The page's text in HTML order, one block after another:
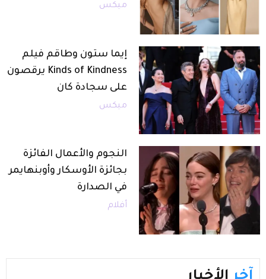
ميكس
إيما ستون وطاقم فيلم
Kinds of Kindness يرقصون
على سجادة كان
ميكس
النجوم والأعمال الفائزة
بجائزة الأوسكار وأوبنهايمر
في الصدارة
أفلام